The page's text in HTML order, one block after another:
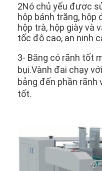
2Nó chủ yếu được
hộp bánh trăng, hộp
hộp trà, hộp giày và
tốc độ cao, an ninh
3- Băng có rãnh tốt
bụi.Vành đai chạy
bảng đến phần rãnh
tốt.